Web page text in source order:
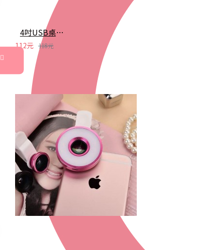
4吋USB桌面風扇 低噪音風力強 鋁葉風扇
112元 118元